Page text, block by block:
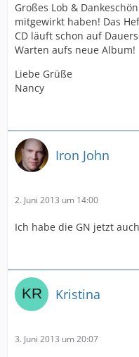
Großes Lob &
mitgewirkt haben! Das
CD läuft schon auf
Warten aufs neue Album!
Liebe Grüße
Nancy
Iron John
2. Juni 2013 um 14:00
Ich habe die GN jetzt
Kristina
3. Juni 2013 um 20:07